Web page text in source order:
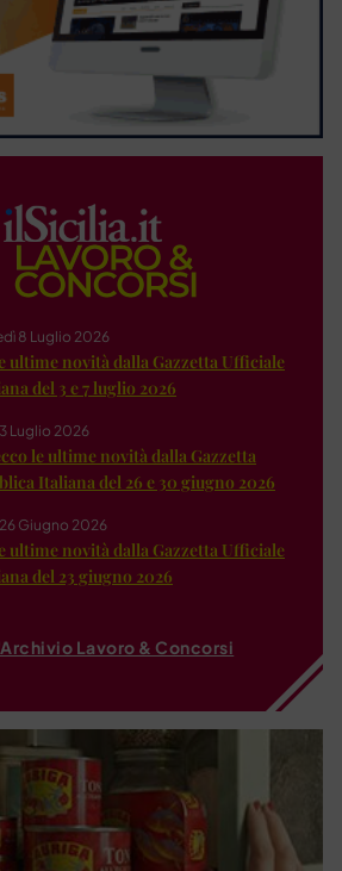
8 Luglio 2026
ultime novità dalla Gazzetta Ufficiale
del 3 e 7 luglio 2026
Luglio 2026
le ultime novità dalla Gazzetta
Italiana del 26 e 30 giugno 2026
Giugno 2026
ultime novità dalla Gazzetta Ufficiale
del 23 giugno 2026
Lavoro & Concorsi